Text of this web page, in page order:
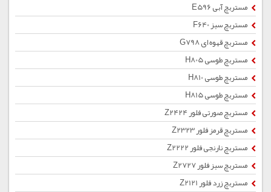
مستربچ آبی E596
مستربچ سبز F640
مستربچ قهوه ای G798
مستربچ طوسی H805
مستربچ طوسی H810
مستربچ طوسی H815
مستربچ صورتی فلور Z2424
مستربچ قرمز فلور Z2323
مستربچ نارنجی فلور Z2222
مستربچ سبز فلور Z2727
مستربچ زرد فلور Z2121